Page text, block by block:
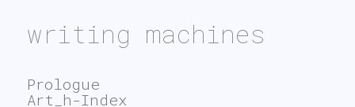
writing machines
Prologue
Art_h-Index